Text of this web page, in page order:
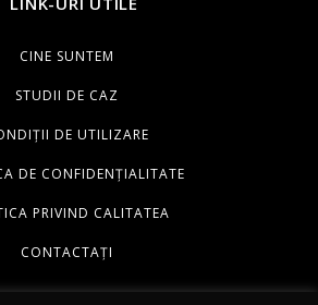
CINE SUNTEM
STUDII DE CAZ
DE UTILIZARE
DE CONFIDENȚIALITATE
PRIVIND CALITATEA
CONTACTAȚI